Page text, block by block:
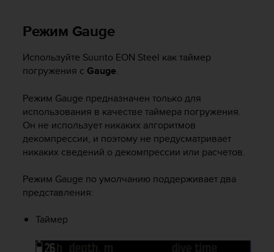
Режим Gauge
Используйте Suunto EON Steel как таймер
погружения с Gauge.
Режим Gauge предназначен только для
использования в качестве таймера погружения.
Он не использует никаких алгоритмов
декомпрессии, и поэтому не предусматривает
никаких сведений о декомпрессии или расчетов.
Режим Gauge по умолчанию поддерживает два
представления:
Таймер